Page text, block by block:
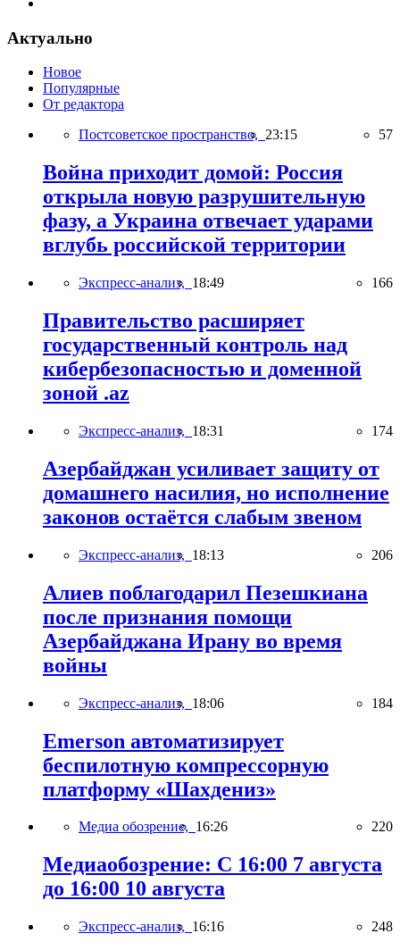
Актуально
Новое
Популярные
От редактора
Постсоветское пространство, 23:15 57
Война приходит домой: Россия
открыла новую разрушительную
фазу, а Украина отвечает ударами
вглубь российской территории
Экспресс-анализ, 18:49 166
Правительство расширяет
государственный контроль над
кибербезопасностью и доменной
зоной .az
Экспресс-анализ, 18:31 174
Азербайджан усиливает защиту от
домашнего насилия, но исполнение
законов остаётся слабым звеном
Экспресс-анализ, 18:13 206
Алиев поблагодарил Пезешкиана
после признания помощи
Азербайджана Ирану во время
войны
Экспресс-анализ, 18:06 184
Emerson автоматизирует
беспилотную компрессорную
платформу «Шахдениз»
Медиа обозрение, 16:26 220
Медиаобозрение: С 16:00 7 августа
до 16:00 10 августа
Экспресс-анализ, 16:16 248